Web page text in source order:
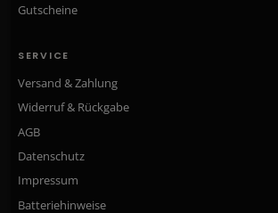
Gutscheine
SERVICE
Versand & Zahlung
Widerruf & Rückgabe
AGB
Datenschutz
Impressum
Batteriehinweise